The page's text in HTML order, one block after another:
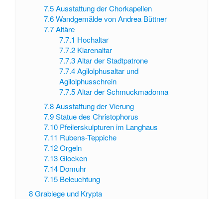
7.5 Ausstattung der Chorkapellen
7.6 Wandgemälde von Andrea Büttner
7.7 Altäre
7.7.1 Hochaltar
7.7.2 Klarenaltar
7.7.3 Altar der Stadtpatrone
7.7.4 Agilolphusaltar und
Agilolphusschrein
7.7.5 Altar der Schmuckmadonna
7.8 Ausstattung der Vierung
7.9 Statue des Christophorus
7.10 Pfeilerskulpturen im Langhaus
7.11 Rubens-Teppiche
7.12 Orgeln
7.13 Glocken
7.14 Domuhr
7.15 Beleuchtung
8Grablege und Krypta